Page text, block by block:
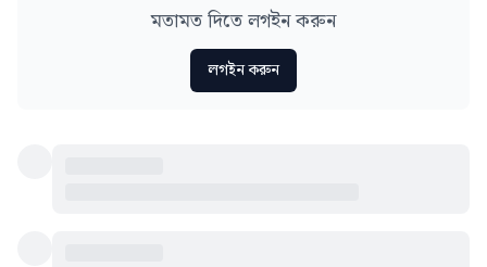
মতামত দিতে লগইন করুন
লগইন করুন